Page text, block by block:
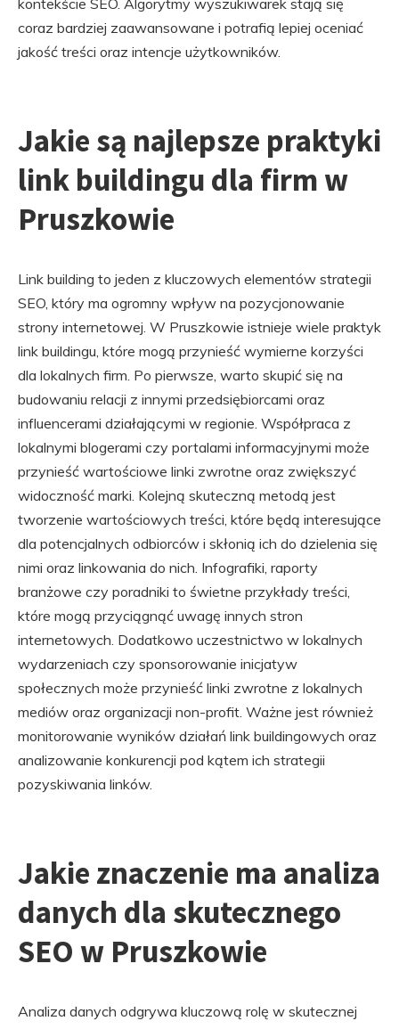
kontekście SEO. Algorytmy wyszukiwarek stają się
coraz bardziej zaawansowane i potrafią lepiej oceniać
jakość treści oraz intencje użytkowników.
Jakie są najlepsze praktyki
link buildingu dla firm w
Pruszkowie
Link building to jeden z kluczowych elementów strategii
SEO, który ma ogromny wpływ na pozycjonowanie
strony internetowej. W Pruszkowie istnieje wiele praktyk
link buildingu, które mogą przynieść wymierne korzyści
dla lokalnych firm. Po pierwsze, warto skupić się na
budowaniu relacji z innymi przedsiębiorcami oraz
influencerami działającymi w regionie. Współpraca z
lokalnymi blogerami czy portalami informacyjnymi może
przynieść wartościowe linki zwrotne oraz zwiększyć
widoczność marki. Kolejną skuteczną metodą jest
tworzenie wartościowych treści, które będą interesujące
dla potencjalnych odbiorców i skłonią ich do dzielenia się
nimi oraz linkowania do nich. Infografiki, raporty
branżowe czy poradniki to świetne przykłady treści,
które mogą przyciągnąć uwagę innych stron
internetowych. Dodatkowo uczestnictwo w lokalnych
wydarzeniach czy sponsorowanie inicjatyw
społecznych może przynieść linki zwrotne z lokalnych
mediów oraz organizacji non-profit. Ważne jest również
monitorowanie wyników działań link buildingowych oraz
analizowanie konkurencji pod kątem ich strategii
pozyskiwania linków.
Jakie znaczenie ma analiza
danych dla skutecznego
SEO w Pruszkowie
Analiza danych odgrywa kluczową rolę w skutecznej